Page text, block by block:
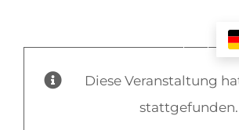
Diese Veranstaltung
stattgefunden.